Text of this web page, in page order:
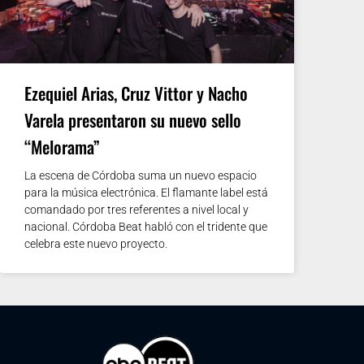
Ezequiel Arias, Cruz Vittor y Nacho
Varela presentaron su nuevo sello
“Melorama”
La escena de Córdoba suma un nuevo espacio
para la música electrónica. El flamante label está
comandado por tres referentes a nivel local y
nacional. Córdoba Beat habló con el tridente que
celebra este nuevo proyecto.